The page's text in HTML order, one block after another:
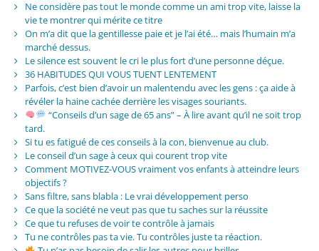
Ne considère pas tout le monde comme un ami trop vite, laisse la
vie te montrer qui mérite ce titre
On m’a dit que la gentillesse paie et je l’ai été… mais l’humain m’a
marché dessus.
Le silence est souvent le cri le plus fort d’une personne déçue.
36 HABITUDES QUI VOUS TUENT LENTEMENT
Parfois, c’est bien d’avoir un malentendu avec les gens : ça aide à
révéler la haine cachée derrière les visages souriants.
“Conseils d’un sage de 65 ans” – À lire avant qu’il ne soit trop
tard.
Si tu es fatigué de ces conseils à la con, bienvenue au club.
Le conseil d’un sage à ceux qui courent trop vite
Comment MOTIVEZ-VOUS vraiment vos enfants à atteindre leurs
objectifs ?
Sans filtre, sans blabla : Le vrai développement perso
Ce que la société ne veut pas que tu saches sur la réussite
Ce que tu refuses de voir te contrôle à jamais
Tu ne contrôles pas ta vie. Tu contrôles juste ta réaction.